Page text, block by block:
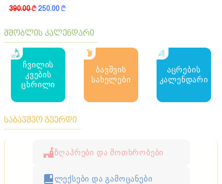
390.00k250.00k
მშობლის კალენდარი
ჩვილის
კვების
ცხრილი
ბავშვის
სახელები
აცრების
კალენდარი
საბავშვო გვერდი
ზღაპრები და მოთხრობები
ლექსები და გამოცანები